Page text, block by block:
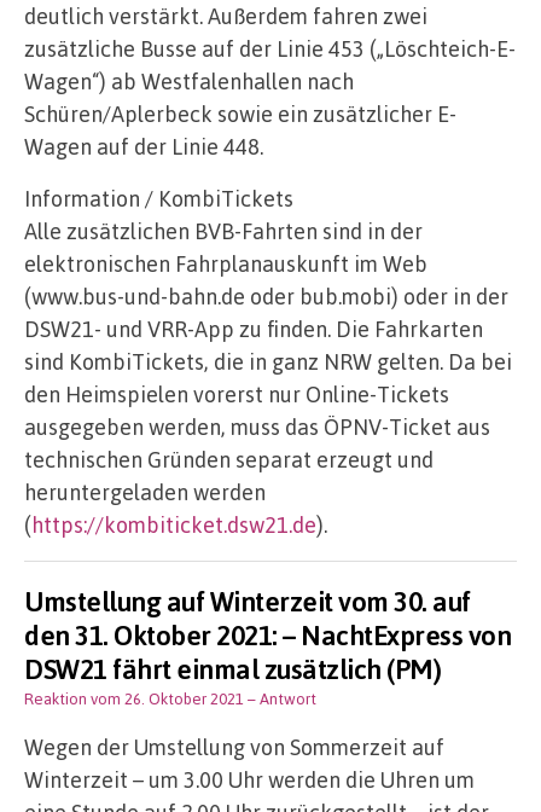
deutlich verstärkt. Außerdem fahren zwei
zusätzliche Busse auf der Linie 453 („Löschteich-E-
Wagen“) ab Westfalenhallen nach
Schüren/Aplerbeck sowie ein zusätzlicher E-
Wagen auf der Linie 448.
Information / KombiTickets
Alle zusätzlichen BVB-Fahrten sind in der
elektronischen Fahrplanauskunft im Web
(www.bus-und-bahn.de oder bub.mobi) oder in der
DSW21- und VRR-App zu finden. Die Fahrkarten
sind KombiTickets, die in ganz NRW gelten. Da bei
den Heimspielen vorerst nur Online-Tickets
ausgegeben werden, muss das ÖPNV-Ticket aus
technischen Gründen separat erzeugt und
heruntergeladen werden
(https://kombiticket.dsw21.de).
Umstellung auf Winterzeit vom 30. auf
den 31. Oktober 2021: – NachtExpress von
DSW21 fährt einmal zusätzlich (PM)
Reaktion vom 26. Oktober 2021 – Antwort
Wegen der Umstellung von Sommerzeit auf
Winterzeit – um 3.00 Uhr werden die Uhren um